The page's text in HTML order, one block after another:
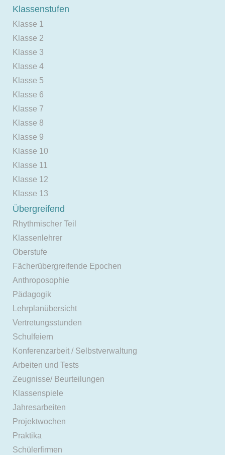
Klassenstufen
Klasse 1
Klasse 2
Klasse 3
Klasse 4
Klasse 5
Klasse 6
Klasse 7
Klasse 8
Klasse 9
Klasse 10
Klasse 11
Klasse 12
Klasse 13
Übergreifend
Rhythmischer Teil
Klassenlehrer
Oberstufe
Fächerübergreifende Epochen
Anthroposophie
Pädagogik
Lehrplanübersicht
Vertretungsstunden
Schulfeiern
Konferenzarbeit / Selbstverwaltung
Arbeiten und Tests
Zeugnisse/ Beurteilungen
Klassenspiele
Jahresarbeiten
Projektwochen
Praktika
Schülerfirmen